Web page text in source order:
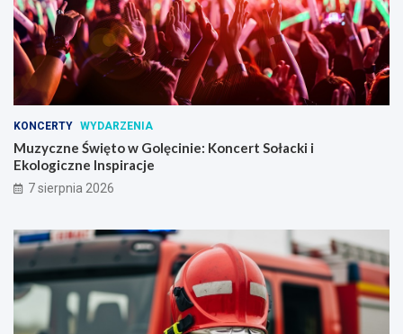
KONCERTY WYDARZENIA
Muzyczne Święto w Golęcinie: Koncert Sołacki i
Ekologiczne Inspiracje
7 sierpnia 2026